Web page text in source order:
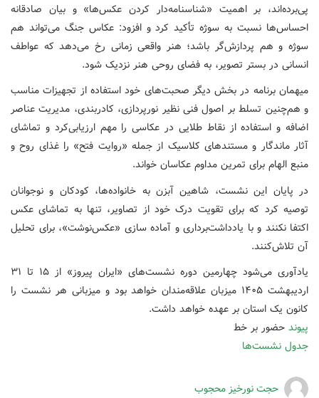
پی‌برده‌اند، بر اهمیت «شناسنامه‌دار کردن عکس‌ها» و بیان صادقانه
احساس‌ها نسبت به سوژه تأکید کرد و افزود: عکاس جنگ می‌تواند هم
سوژه و هم پردازش‌گر باشد؛ هنر واقعی زمانی رخ می‌دهد که عواطف
انسانی در بستر تصویر، به فضای روحی هنر نزدیک شود.
میهمان برنامه در بخش دیگر صحبت‌های خود استفاده از تجهیزات مناسب
و هم‌چنین تسلط بر اصول فنی نظیر نورپردازی، کادربندی، مدیریت عناصر
اضافه و استفاده از نقاط طلایی در عکاسی را مهم ارزیابی‌کرد و تماشای
آثار ماندگار و مستندهای کلاسیک از جمله «روایت فتح» را غذای روح و
منبع الهام برای تمرین مداوم عکاسان خواند.
در پایان این نشست، شاهین آبزن به خانواده‌ها، کودکان و نوجوانان
توصیه ‌کرد که برای تقویت درک خود از تصاویر، تنها به تماشای عکس
اکتفا نکنند و با یادداشت‌برداری و آماده سازی «عکس‌نوشت»، برای تحلیل
آن تلاش‌کنند.
یادآوری می‌شود چهارمین دوره نشست‌های «ایران پیروز» از ۱۵ تا ۳۱
اردیبهشت ۱۴۰۵ میزبان علاقه‌مندان خواهد بود و میزبانی هر نشست را
کانون یک استان بر عهده خواهد داشت.
پیوند حضور بر خط
جدول نشست‌ها
حجت نورخیز محجوب